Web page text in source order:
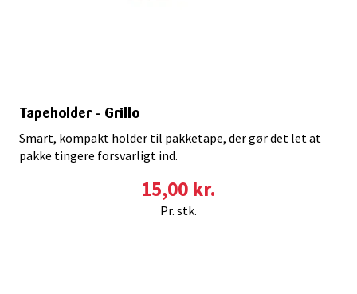
Tapeholder - Grillo
Smart, kompakt holder til pakketape, der gør det let at
pakke tingere forsvarligt ind.
15,00 kr.
Pr. stk.